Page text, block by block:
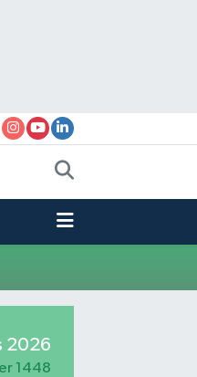
2026
1448